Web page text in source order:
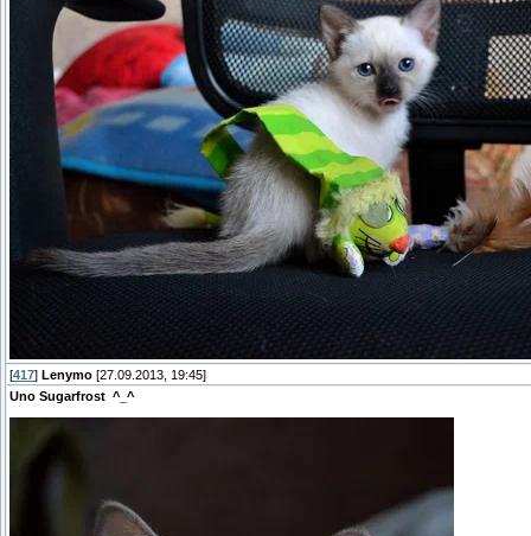
[417] Lenymo [27.09.2013, 19:45]
Uno Sugarfrost ^_^